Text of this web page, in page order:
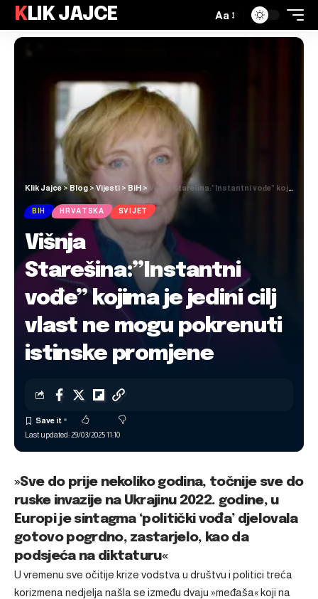
KLIK JAJCE Aa
Klik Jajce>Blog > Vijesti > BiH > Višnja Starešina:”Instantni vođe” kojima je jedini cilj vlast ne mogu pokrenuti istinske promjene
BIH HRVATSKA SVIJET
Višnja
Starešina:”Instantni
vođe” kojima je jedini cilj
vlast ne mogu pokrenuti
istinske promjene
Last updated: 29/03/2025 11:10
»Sve do prije nekoliko godina, točnije sve do
ruske invazije na Ukrajinu 2022. godine, u
Europi je sintagma ‘politički vođa’ djelovala
gotovo pogrdno, zastarjelo, kao da
podsjeća na diktaturu«
U vremenu sve očitije krize vodstva u društvu i politici treća
korizmena nedjelja našla se između dvaju »međaša« koji na